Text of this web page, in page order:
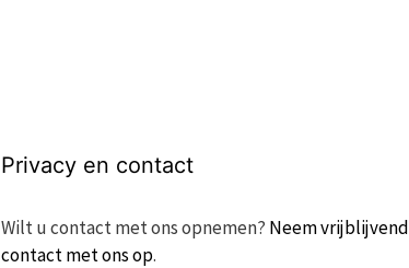
Privacy en contact
Wilt u contact met ons opnemen? Neem vrijblijvend
contact met ons op.